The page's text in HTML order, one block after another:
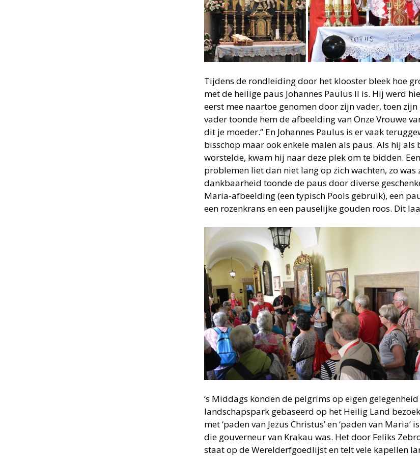
Tijdens de rondleiding door het klooster bleek hoe
met de heilige paus Johannes Paulus II is. Hij werd
eerst mee naartoe genomen door zijn vader, toen
vader toonde hem de afbeelding van Onze Vrouwe
dit je moeder.” En Johannes Paulus is er vaak
bisschop maar ook enkele malen als paus. Als hij
worstelde, kwam hij naar deze plek om te bidden.
problemen liet dan niet lang op zich wachten, zo was
dankbaarheid toonde de paus door diverse
Maria-afbeelding (een typisch Pools gebruik), een
een rozenkrans en een pauselijke gouden roos. Dit
‘s Middags konden de pelgrims op eigen
landschapspark gebaseerd op het Heilig Land
met ‘paden van Jezus Christus’ en ‘paden van
die gouverneur van Krakau was. Het door Feliks
staat op de Werelderfgoedlijst en telt vele kapellen